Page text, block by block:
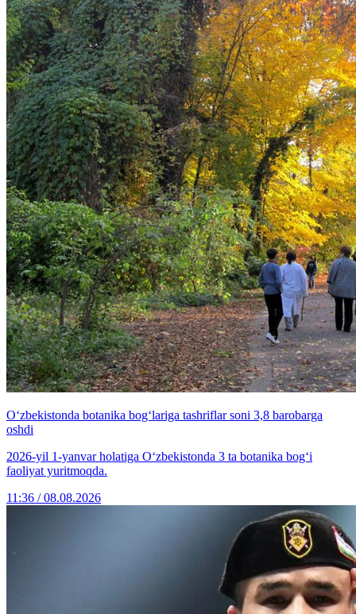
O‘zbekistonda botanika bog‘lariga tashriflar soni 3,8 barobarga
oshdi
2026-yil 1-yanvar holatiga O‘zbekistonda 3 ta botanika bog‘i
faoliyat yuritmoqda.
11:36 / 08.08.2026